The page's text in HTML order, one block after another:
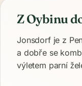
Z Oybinu
Jonsdorf je z
a dobře se
výletem parní